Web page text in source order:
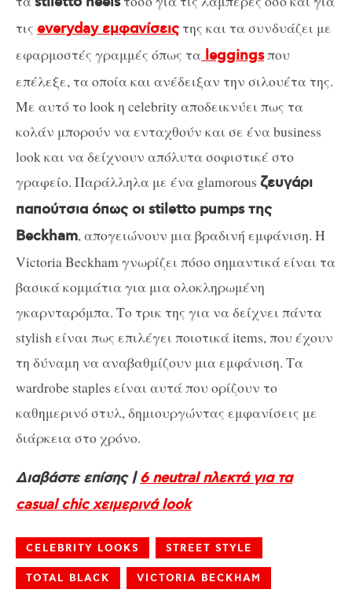
τις everyday εμφανίσειςτης και τα συνδυάζει με
εφαρμοστές γραμμές όπως τα leggingsπου
επέλεξε, τα οποία και ανέδειξαν την σιλουέτα της.
Με αυτό το look η celebrity αποδεικνύει πως τα
κολάν μπορούν να ενταχθούν και σε ένα business
look και να δείχνουν απόλυτα σοφιστικέ στο
γραφείο. Παράλληλα με ένα glamorous ζευγάρι
παπούτσια όπως οι stiletto pumps της
Beckham, απογειώνουν μια βραδινή εμφάνιση. Η
Victoria Beckham γνωρίζει πόσο σημαντικά είναι τα
βασικά κομμάτια για μια ολοκληρωμένη
γκαρνταρόμπα. Το τρικ της για να δείχνει πάντα
stylish είναι πως επιλέγει ποιοτικά items, που έχουν
τη δύναμη να αναβαθμίζουν μια εμφάνιση. Τα
wardrobe staples είναι αυτά που ορίζουν το
καθημερινό στυλ, δημιουργώντας εμφανίσεις με
διάρκεια στο χρόνο.
Διαβάστε επίσης |6 neutral πλεκτά για τα
casual chic χειμερινά look
CELEBRITY LOOKS STREET STYLE
TOTAL BLACK VICTORIA BECKHAM